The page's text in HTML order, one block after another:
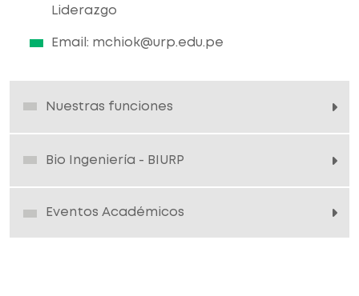
Liderazgo
Email: mchiok@urp.edu.pe
Nuestras funciones
Bio Ingeniería - BIURP
Eventos Académicos